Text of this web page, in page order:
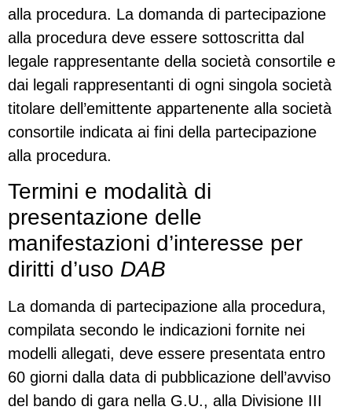
alla procedura. La domanda di partecipazione
alla procedura deve essere sottoscritta dal
legale rappresentante della società consortile e
dai legali rappresentanti di ogni singola società
titolare dell’emittente appartenente alla società
consortile indicata ai fini della partecipazione
alla procedura.
Termini e modalità di
presentazione delle
manifestazioni d’interesse per
diritti d’uso DAB
La domanda di partecipazione alla procedura,
compilata secondo le indicazioni fornite nei
modelli allegati, deve essere presentata entro
60 giorni dalla data di pubblicazione dell’avviso
del bando di gara nella G.U., alla Divisione III